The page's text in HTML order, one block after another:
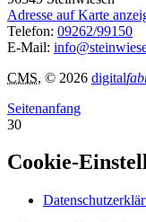
Adresse auf Karte
Telefon: 09262/99150
E-Mail:
CMS, © 2026 digital
Seitenanfang
30
Cookie-